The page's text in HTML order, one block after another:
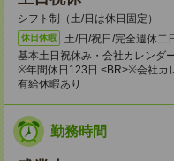
シフト制（土/日は休日固定）
休日休暇
土/日/祝日/完全週休二
基本土日祝休み・会社カレンダ
※年間休日123日 <BR>※会社カ
有給休暇あり
勤務時間